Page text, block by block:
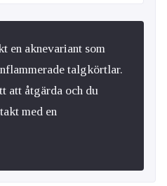
en aknevariant som
talgkörtlar.
att åtgärda och du
med en